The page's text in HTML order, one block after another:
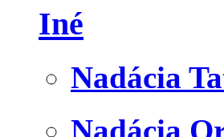
Iné
Nadácia